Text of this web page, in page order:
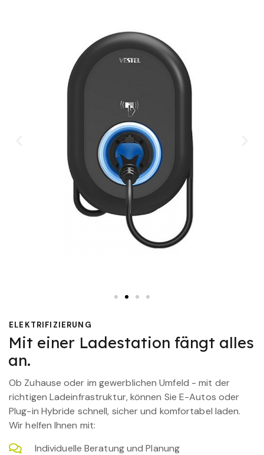
ELEKTRIFIZIERUNG
Mit einer Ladestation fängt alles
an.
Ob Zuhause oder im gewerblichen Umfeld - mit der
richtigen Ladeinfrastruktur, können Sie E-Autos oder
Plug-in Hybride schnell, sicher und komfortabel laden.
Wir helfen Ihnen mit:
Individuelle Beratung und Planung